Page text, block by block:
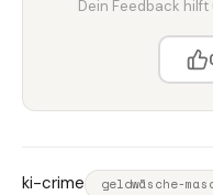
Dein Feedback
ki-crime geldwäsche-